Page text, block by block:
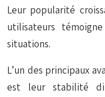
Leur popularité
utilisateurs
situations.
L’un des principaux
est leur stabilité